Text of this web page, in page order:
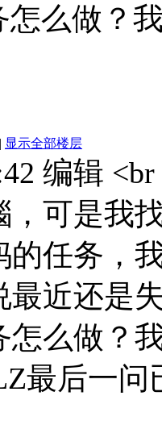
么做？
| 显示全部楼层
编辑
，可是我
的任务，
最近还是
怎么做？
最后一